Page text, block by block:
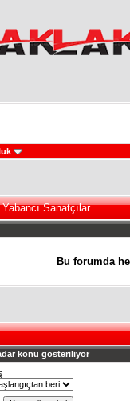
Sanatçılar
Bu forumda
konu gösteriliyor